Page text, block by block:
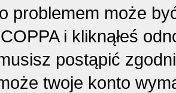
problemem może
i kliknąłeś
postąpić
twoje konto